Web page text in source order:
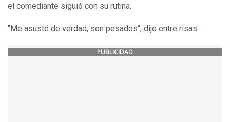
el comediante siguió con su rutina.
"Me asusté de verdad, son pesados", dijo entre risas.
PUBLICIDAD